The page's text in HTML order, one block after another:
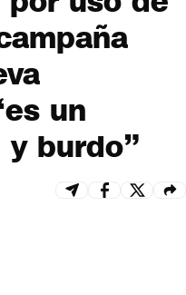
un
burdo”